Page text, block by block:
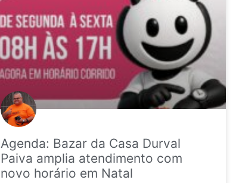
Agenda: Bazar da Casa Durval
Paiva amplia atendimento com
novo horário em Natal